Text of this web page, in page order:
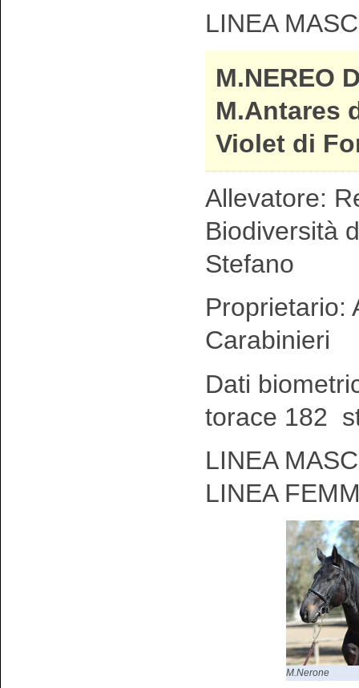
LINEA
M.NEREO
M.Antares
Violet di
Allevatore:
Biodiversità
Stefano
Proprietario:
Carabinieri
Dati
torace 182
LINEA
LINEA
M.Nerone